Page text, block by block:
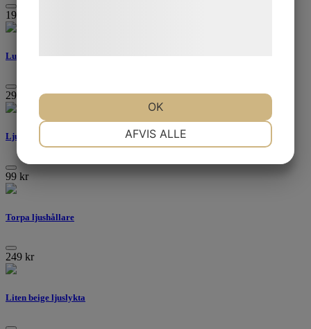
199
Lumiere ljuslykta, vit
299
Ljuslykta betong
99 kr
Torpa ljushållare
249 kr
Liten beige ljuslykta
AFVIS ALLE
OK